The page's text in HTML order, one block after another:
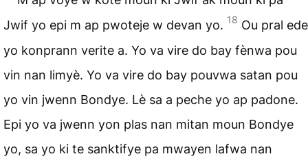
Jwif yo epi m ap pwoteje w devan yo. 18 Ou pral ede
yo konprann verite a. Yo va vire do bay fènwa pou
vin nan limyè. Yo va vire do bay pouvwa satan pou
yo vin jwenn Bondye. Lè sa a peche yo ap padone.
Epi yo va jwenn yon plas nan mitan moun Bondye
yo, sa yo ki te sanktifye pa mwayen lafwa nan